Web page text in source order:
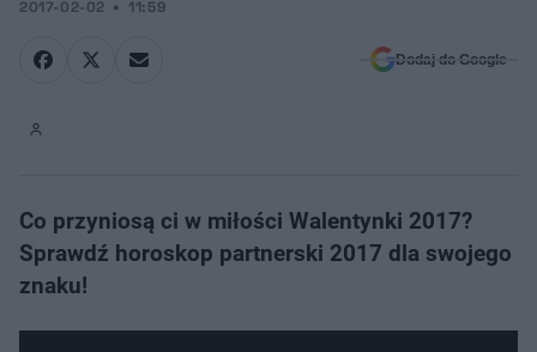
2017-02-02 11:59
Dodaj do Google
Co przyniosą ci w miłości Walentynki 2017?
Sprawdź horoskop partnerski 2017 dla swojego
znaku!